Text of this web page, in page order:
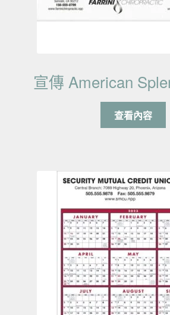
宣傳 American
查看內容